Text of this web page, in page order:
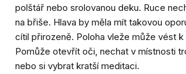
polštář nebo srolovanou deku. Ruce
na břiše. Hlava by měla mít takovou
cítil přirozeně. Poloha vleže může vést k
Pomůže otevřít oči, nechat v místnosti
nebo si vybrat kratší meditaci.